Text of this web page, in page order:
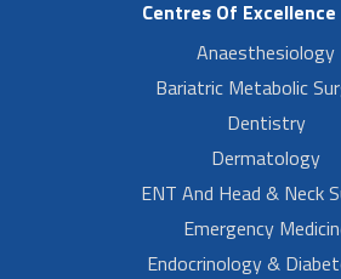
Centres Of Excellence
Anaesthesiology
Bariatric Metabolic
Dentistry
Dermatology
ENT And Head & Neck
Emergency
Endocrinology &